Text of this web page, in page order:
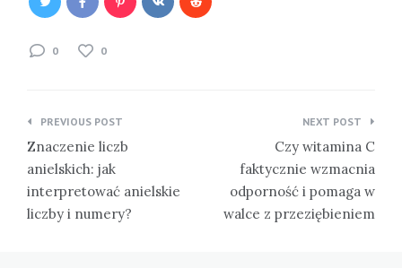
0 0
Nawigacja
wpisu
PREVIOUS POST
Znaczenie liczb
anielskich: jak
interpretować anielskie
liczby i numery?
NEXT POST
Czy witamina C
faktycznie wzmacnia
odporność i pomaga w
walce z przeziębieniem